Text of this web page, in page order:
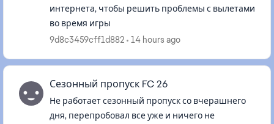
интернета, чтобы решить проблемы с вылетами
во время игры
9d8c3459cff1d882
14 hours ago
Сезонный пропуск FC 26
Не работает сезонный пропуск со вчерашнего
дня, перепробовал все уже и ничего не